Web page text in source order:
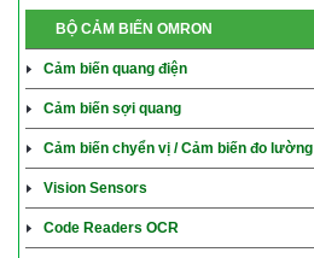
BỘ CẢM BIẾN OMRON
Cảm biến quang điện
Cảm biến sợi quang
Cảm biến chyển vị / Cảm biến đo lường
Vision Sensors
Code Readers OCR